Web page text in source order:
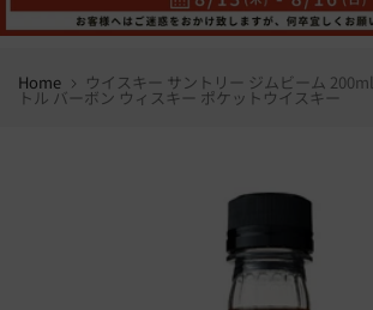
Home ウイスキー サントリー ジムビーム
トル バーボン ウィスキー ポケットウイスキー